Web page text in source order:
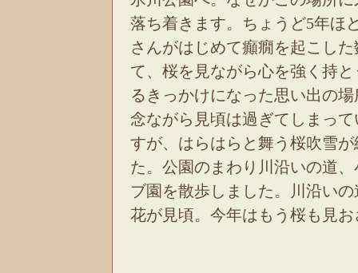
落ち着きます。ちょうど5年ほ
さんがはじめて癲癇を起こし
て、桜を見ながら心を強く持
るきっかけになった思い出の
念ながら見頃は過ぎてしまっ
すが、はらはらと舞う桜吹雪
た。公園のまわり川沿いの道
ブ園を散歩しました。川沿い
花が見頃。今年はもう桜も見